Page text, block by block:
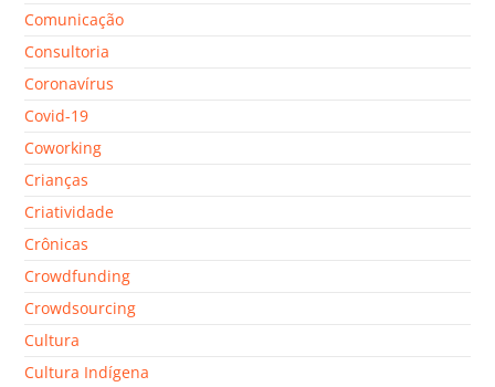
Comunicação
Consultoria
Coronavírus
Covid-19
Coworking
Crianças
Criatividade
Crônicas
Crowdfunding
Crowdsourcing
Cultura
Cultura Indígena